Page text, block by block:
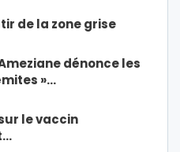
de la zone grise
dénonce les
»…
le vaccin